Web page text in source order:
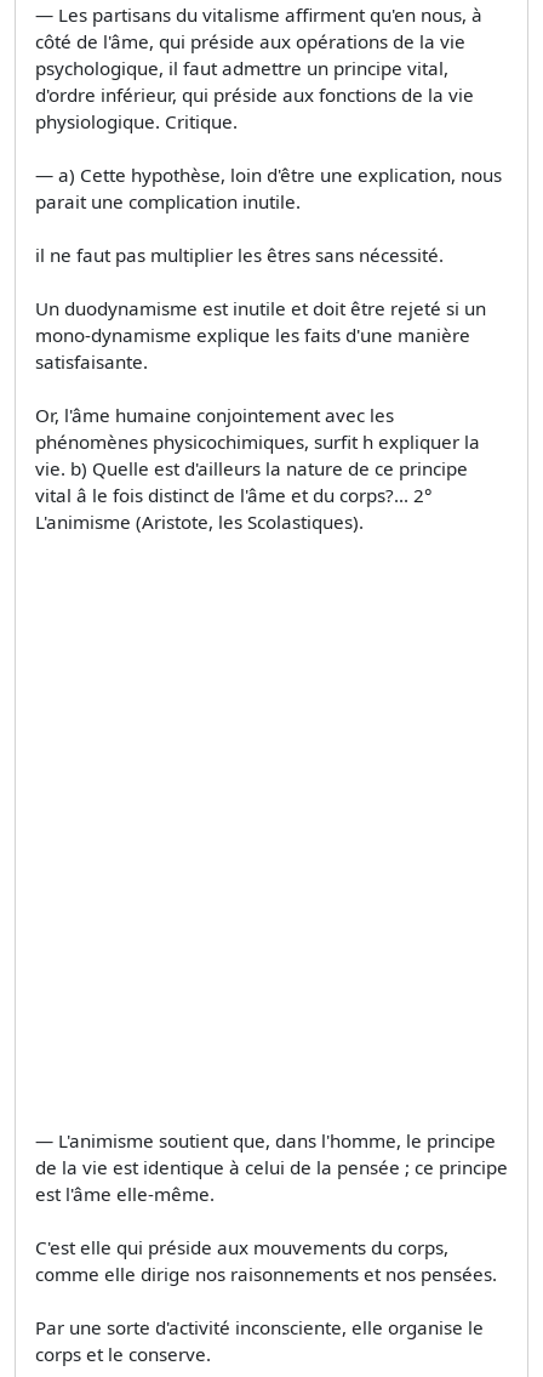
— Les partisans du vitalisme affirment qu'en nous, à
côté de l'âme, qui préside aux opérations de la vie
psychologique, il faut admettre un principe vital,
d'ordre inférieur, qui préside aux fonctions de la vie
physiologique. Critique.
— a) Cette hypothèse, loin d'être une explication, nous
parait une complication inutile.
il ne faut pas multiplier les êtres sans nécessité.
Un duodynamisme est inutile et doit être rejeté si un
mono-dynamisme explique les faits d'une manière
satisfaisante.
Or, l'âme humaine conjointement avec les
phénomènes physicochimiques, surfit h expliquer la
vie. b) Quelle est d'ailleurs la nature de ce principe
vital â le fois distinct de l'âme et du corps?... 2°
L'animisme (Aristote, les Scolastiques).
— L'animisme soutient que, dans l'homme, le principe
de la vie est identique à celui de la pensée ; ce principe
est l'âme elle-même.
C'est elle qui préside aux mouvements du corps,
comme elle dirige nos raisonnements et nos pensées.
Par une sorte d'activité inconsciente, elle organise le
corps et le conserve.